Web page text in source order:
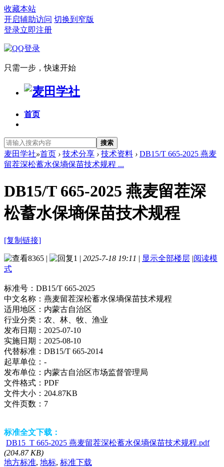
收藏本站
开启辅助访问 切换到窄版
登录立即注册
只需一步，快速开始
首页
搜索
麦田学社»首页 › 技术分享 › 技术资料 › DB15/T 665-2025 燕麦
留茬深松蓄水保墒保苗技术规程 ...
DB15/T 665-2025 燕麦留茬深
松蓄水保墒保苗技术规程
[复制链接]
8365 | 1 | 2025-7-18 19:11 | 显示全部楼层 |阅读模
式
标准号： DB15/T 665-2025
中文名称： 燕麦留茬深松蓄水保墒保苗技术规程
适用地区： 内蒙古自治区
行业分类： 农、林、牧、渔业
发布日期： 2025-07-10
实施日期： 2025-08-10
代替标准： DB15/T 665-2014
起草单位： -
发布单位： 内蒙古自治区市场监督管理局
文件格式： PDF
文件大小： 204.87KB
文件页数： 7
标准全文下载：
DB15_T 665-2025 燕麦留茬深松蓄水保墒保苗技术规程.pdf
(204.87 KB)
地方标准, 地标, 标准下载